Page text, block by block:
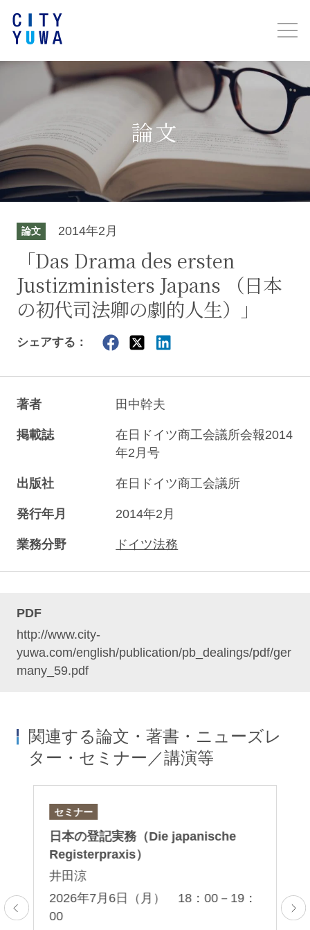
論文
論文 2014年2月
「Das Drama des ersten
Justizministers Japans （日本
の初代司法卿の劇的人生）」
シェアする：
著者 田中幹夫
掲載誌
在日ドイツ商工会議所会報2014
年2月号
出版社 在日ドイツ商工会議所
発行年月 2014年2月
業務分野 ドイツ法務
PDF
http://www.city-
yuwa.com/english/publication/pb_dealings/pdf/ger
many_59.pdf
関連する論文・著書・ニューズレ
ター・セミナー／講演等
セミナー
日本の登記実務（Die japanische
Registerpraxis）
井田涼
2026年7月6日（月） 18：00－19：
00